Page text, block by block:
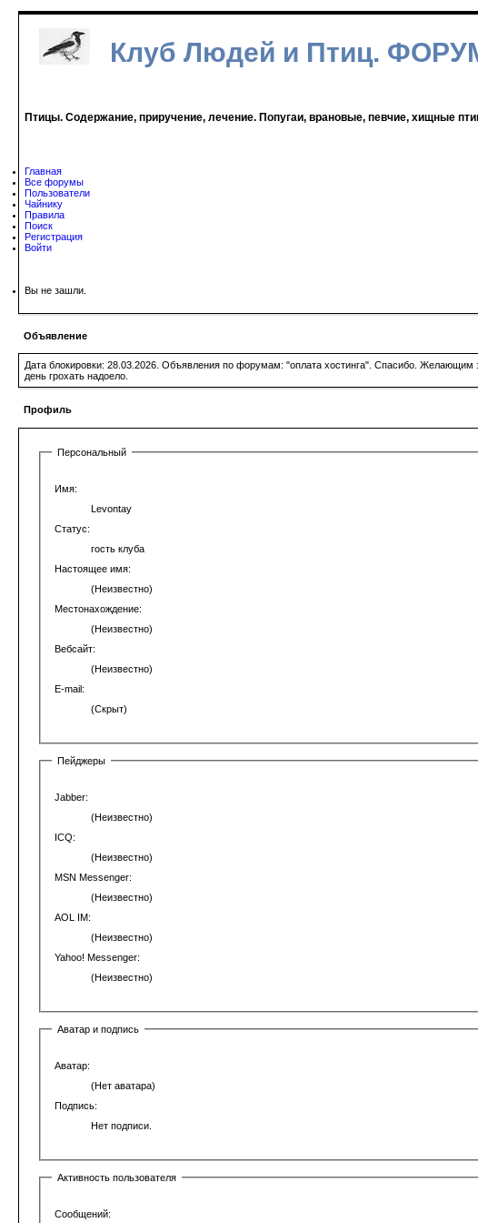
Клуб Людей и Птиц.
Птицы. Содержание, приручение, лечение. Попугаи, врановые, певчие, хищные
Главная
Все форумы
Пользователи
Чайнику
Правила
Поиск
Регистрация
Войти
Вы не зашли.
Объявление
Дата блокировки: 28.03.2026. Объявления по форумам: "оплата хостинга". Спасибо. Желающим
день грохать надоело.
Профиль
Персональный
Имя:
Levontay
Статус:
гость клуба
Настоящее имя:
(Неизвестно)
Местонахождение:
(Неизвестно)
Вебсайт:
(Неизвестно)
E-mail:
(Скрыт)
Пейджеры
Jabber:
(Неизвестно)
ICQ:
(Неизвестно)
MSN Messenger:
(Неизвестно)
AOL IM:
(Неизвестно)
Yahoo! Messenger:
(Неизвестно)
Аватар и подпись
Аватар:
(Нет аватара)
Подпись:
Нет подписи.
Активность пользователя
Сообщений: